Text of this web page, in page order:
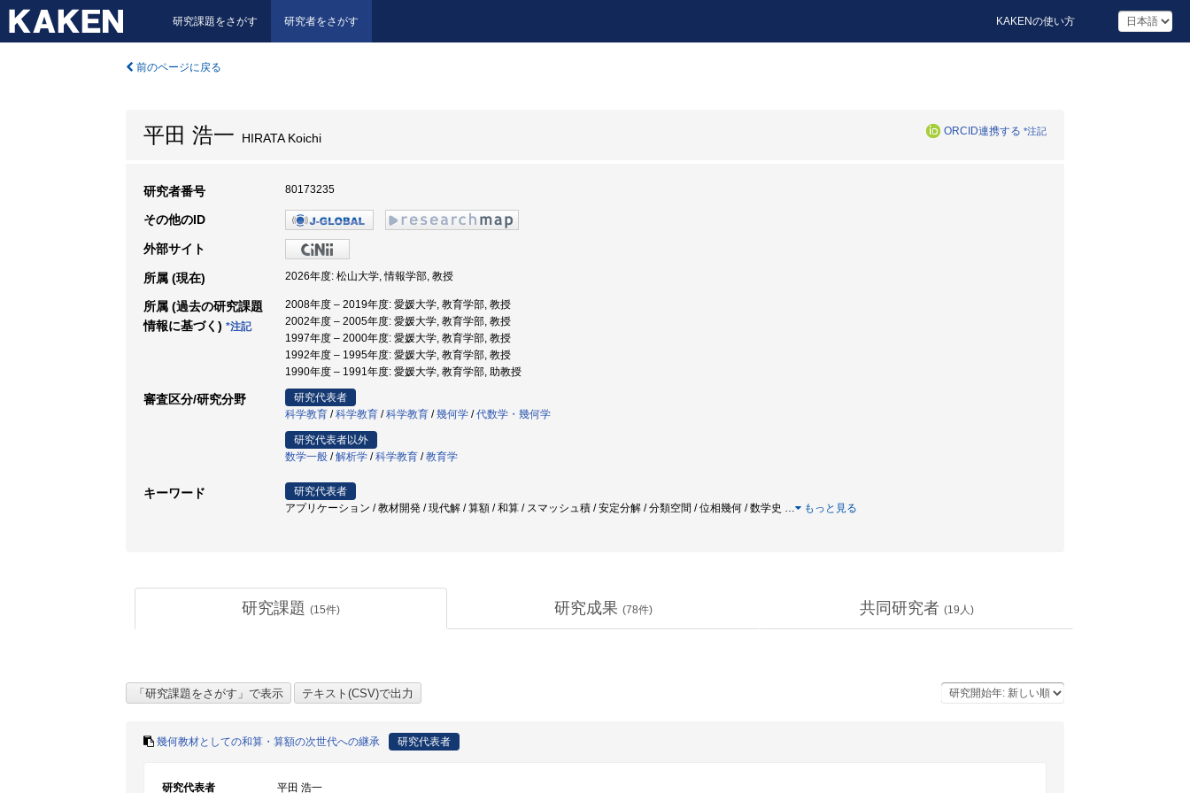
研究課題をさがす 研究者をさがす KAKENの使い方
前のページに戻る
平田 浩一 HIRATA Koichi ORCID連携する *注記
研究者番号 80173235
その他のID
外部サイト
所属 (現在) 2026年度: 松山大学, 情報学部, 教授
所属 (過去の研究課題
情報に基づく) *注記
2008年度 – 2019年度: 愛媛大学, 教育学部, 教授
2002年度 – 2005年度: 愛媛大学, 教育学部, 教授
1997年度 – 2000年度: 愛媛大学, 教育学部, 教授
1992年度 – 1995年度: 愛媛大学, 教育学部, 教授
1990年度 – 1991年度: 愛媛大学, 教育学部, 助教授
審査区分/研究分野
研究代表者
科学教育 /科学教育 /科学教育 /幾何学 /代数学・幾何学
研究代表者以外
数学一般 /解析学 /科学教育 /教育学
キーワード
研究代表者
アプリケーション / 教材開発 / 現代解 / 算額 / 和算 / スマッシュ積 / 安定分解 / 分類空間 / 位相幾何 / 数学史 … もっと見る
研究課題 (15件) 研究成果 (78件) 共同研究者 (19 人)
幾何教材としての和算・算額の次世代への継承 研究代表者
研究代表者 平田 浩一